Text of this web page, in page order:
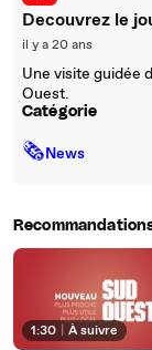
Decouvrez le
il y a 20 ans
Une visite guidée
Ouest.
Catégorie
🗞News
1:30 À suivre